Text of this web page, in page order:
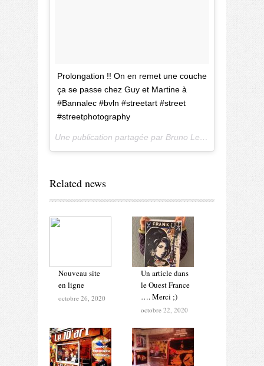
Prolongation !! On en remet une couche
ça se passe chez Guy et Martine à
#Bannalec #bvln #streetart #street
#streetphotography
Une publication partagée par Bruno Lelièvre (@b.l_photos) le
Related news
Nouveau site
en ligne
octobre 26, 2020
Un article dans
le Ouest France
…. Merci ;)
octobre 22, 2020